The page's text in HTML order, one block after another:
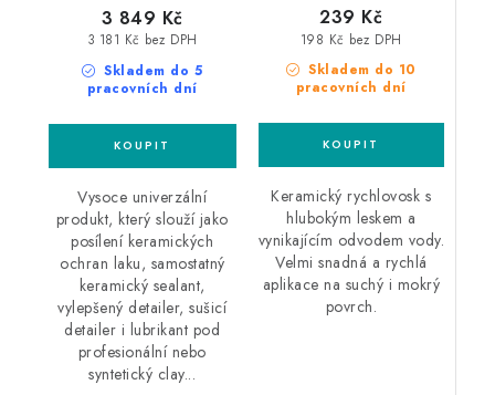
Skladem do 5
pracovních dní
3 181 Kč bez DPH
3 849 Kč
Vysoce univerzální
produkt, který slouží jako
posílení keramických
ochran laku, samostatný
keramický sealant,
vylepšený detailer, sušicí
detailer i lubrikant pod
profesionální nebo
syntetický clay...
Skladem do 10
pracovních dní
198 Kč bez DPH
239 Kč
Keramický rychlovosk s
hlubokým leskem a
vynikajícím odvodem vody.
Velmi snadná a rychlá
aplikace na suchý i mokrý
povrch.